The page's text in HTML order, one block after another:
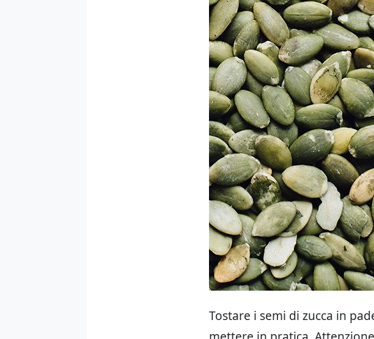
Tostare i semi di zucca in